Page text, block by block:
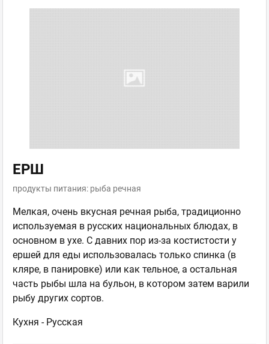
ЕРШ
продукты питания: рыба речная
Мелкая, очень вкусная речная рыба, традиционно
используемая в русских национальных блюдах, в
основном в ухе. С давних пор из-за костистости у
ершей для еды использовалась только спинка (в
кляре, в панировке) или как тельное, а остальная
часть рыбы шла на бульон, в котором затем варили
рыбу других сортов.
Кухня - Русская